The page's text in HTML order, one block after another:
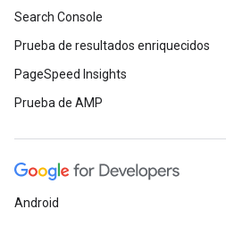
Search Console
Prueba de resultados enriquecidos
PageSpeed Insights
Prueba de AMP
Android